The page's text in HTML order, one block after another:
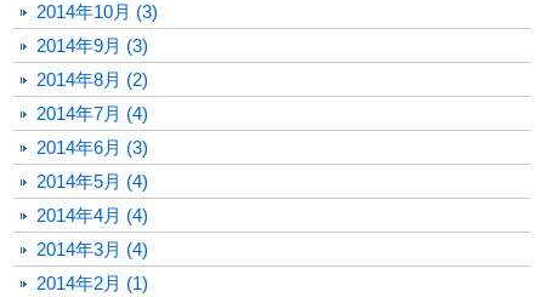
2014年10月 (3)
2014年9月 (3)
2014年8月 (2)
2014年7月 (4)
2014年6月 (3)
2014年5月 (4)
2014年4月 (4)
2014年3月 (4)
2014年2月 (1)